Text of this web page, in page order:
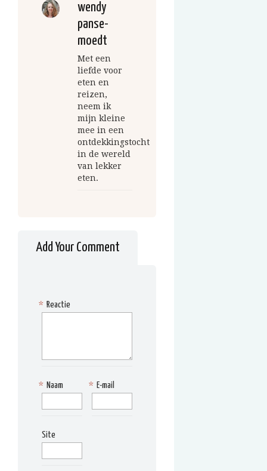
wendy
panse-
moedt
Met een
liefde voor
eten en
reizen,
neem ik
mijn kleine
mee in een
ontdekkingstocht
in de wereld
van lekker
eten.
Add Your Comment
Reactie
*
Naam
* E-mail
*
Site